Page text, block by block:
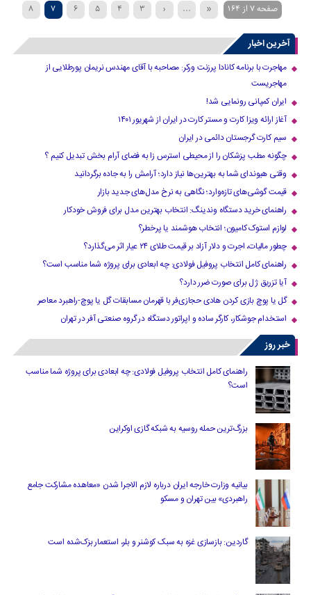
صفحه 7 از 164 «
...
‹
3
4
5
6
7
8
9
10
11
12
›
20
30
40
...
»
آخرین اخبار
مهاجرت با برنامه کانادا پرزنت ورکر: مصاحبه با آقای مهندس نریمان پورطلایی از
مهاجریست
ایران کمپانی رونمایی شد!
آغاز ارائه ویزا کارت و مستر کارت در ایران از شهریور ۱۴۰۱
سیم کارت گرجستان دائمی در ایران
چگونه مطب پزشکان را از محیطی استرس زا به فضای آرام بخش تبدیل کنیم ؟
وقتی هیوندای شما به بهترین‌ها نیاز دارد؛ آرامش را به جاده برگردانید
قیمت گوشی‌های تازه‌وارد؛ نگاهی به نرخ مدل‌های جدید بازار
راهنمای خرید دستگاه وندینگ: انتخاب بهترین مدل برای فروش خودکار
لوازم استوک کامیون؛ انتخاب هوشمند یا پرخطر؟
چطور مالیات، اجرت و دلار آزاد بر قیمت طلای ۲۴ عیار اثر می‌گذارد؟
راهنمای کامل انتخاب پروفیل فولادی: چه ابعادی برای پروژه شما مناسب است؟
آیا تزریق ژل برای صورت ضرر دارد​؟
گل یا پوچ بازی کردن هادی حجازی‌فر با قهرمان مسابقات گل یا پوچ-راهبرد معاصر
استخدام جوشکار، کارگر ساده و اپراتور دستگاه در گروه صنعتی آفر در تهران
خبر روز
راهنمای کامل انتخاب پروفیل فولادی: چه ابعادی برای پروژه شما مناسب
است؟
بزرگ‌ترین حمله روسیه به شبکه گازی اوکراین
بیانیه وزارت خارجه ایران درباره لازم‌ الاجرا شدن «معاهده مشارکت جامع
راهبردی» بین تهران و مسکو
گاردین: بازسازی غزه به سبک کوشنر و بلر، استعمار بزک‌شده است